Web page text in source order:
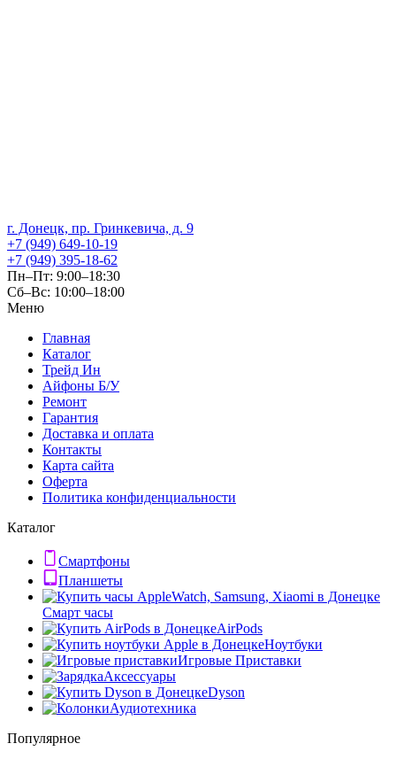
г. Донецк, пр. Гринкевича, д. 9
+7 (949) 649-10-19
+7 (949) 395-18-62
Пн–Пт: 9:00–18:30
Сб–Вс: 10:00–18:00
Меню
Главная
Каталог
Трейд Ин
Айфоны Б/У
Ремонт
Гарантия
Доставка и оплата
Контакты
Карта сайта
Оферта
Политика конфиденциальности
Каталог
Смартфоны
Планшеты
Смарт часы
AirPods
Ноутбуки
Игровые Приставки
Аксессуары
Dyson
Аудиотехника
Популярное